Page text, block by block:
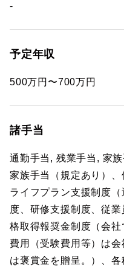
-
予定年収
500万円〜700万円
諸手当
通勤手当, 残業手当, 家
家族手当（規定あり）、
ライフプラン支援制度
度、研修支援制度、従
格取得報奨金制度（会
費用（受験費用等）は
は褒賞金を贈呈。）、